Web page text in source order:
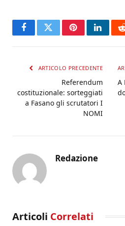
FacebookTwitterPinterest
ARTICOLO PRECEDENTE
Referendum
costituzionale: sorteggiati
a Fasano gli scrutatori I
NOMI
A
Redazione
Articoli Correlati